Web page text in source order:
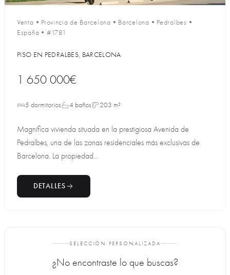
Venta • Provincia de Barcelona • Barcelona • Pedralbes •
España • #1781
PISO EN PEDRALBES, BARCELONA
1 650 000€
5 dormitorios 4 baños 203 m²
Magnífica vivienda situada en la prestigiosa Avenida de
Pedralbes, una de las zonas residenciales más exclusivas de
Barcelona. La propiedad...
DETALLES
SELECCIÓN PERSONALIZADA
¿No encontraste lo que buscas?